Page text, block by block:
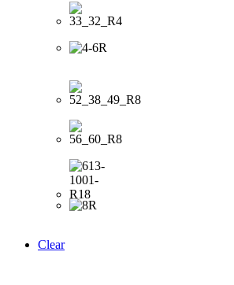
Clear